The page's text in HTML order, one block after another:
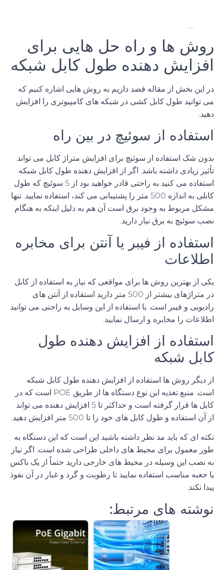
روش ها و راه حل هایی برای
افزایش دهنده طول کابل شبکه
در این بخش از مقاله قصد داریم به روش هایی اشاره کنیم که
می توانید طول کابل کشی در شبکه های کامپیوتری را افزایش
دهید.
استفاده از سوئیچ در بین راه
بدون شک استفاده از سوئیچ برای افزایش متراژ کابل می تواند
تأثیر زیادی داشته باشد. اگر از افزایش دهنده طول کابل شبکه
استفاده می کنید به راحتی قادر خواهید بود از
سوئیچ که طول
کابلی به اندازه500 متر را پشتیبانی می کند، استفاده نمایید. تنها
مشکل مربوط به وجود برق است آن هم به دلیل اینکه به هنگام
نصب سوئیچ به برق نیاز دارید.
استفاده از فیبر یا آنتن برای مخابره
اطلاعات
یکی از بهترین روش ها برای مواقعی که نیاز به استفاده از کابل
در متراژهای بیشتر از
متر دارید استفاده از آنتن های
رادیویی و فیبر است. با استفاده از این وسایل به راحتی می توانید
اطلاعات را مخابره و ارسال نمایید.
استفاده از افزایش دهنده طول
کابل شبکه
از دیگر روش ها استفاده از افزایش دهنده طول کابل شبکه
است. منبع تغذیه این نوع دستگاه ها از طریقPOE
است که در
کابل ها قرار گرفته است و حداکثر تا5
افزایش دهنده می تواند
از آن استفاده و طول کابل های خود را تا500 متر افزایش دهید.
نکته ای که باید مد نظر داشته باشید این است که این دستگاه به
طور معمول برای محیط های داخلی طراحی شده است. اگر نیاز
به نصب این وسیله در محیط های خارجی دارید حتماً از یک باکس
یا جعبه مناسب استفاده نمایید تا رطوبت و گرد و غبار در آن نفوذ
پیدا نکند.
نوشته های مرتبط: